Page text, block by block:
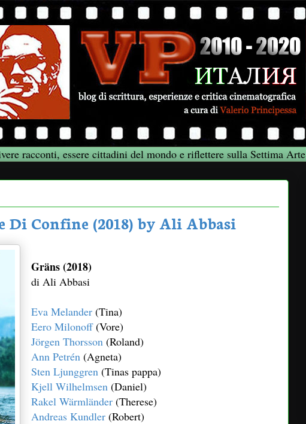
racconti, essere cittadini del mondo e riflettere sulla Settima Arte
Di Confine (2018) by Ali Abbasi
Gräns (2018)
di Ali Abbasi
Eva Melander (Tina)
Eero Milonoff(Vore)
Jörgen Thorsson (Roland)
Ann Petrén (Agneta)
Sten Ljunggren (Tinas pappa)
Kjell Wilhelmsen (Daniel)
Rakel Wärmländer (Therese)
Andreas Kundler (Robert)